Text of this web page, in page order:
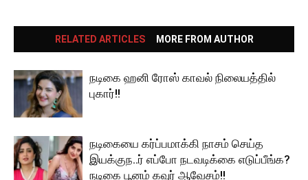
RELATED ARTICLES MORE FROM AUTHOR
நடிகை ஹனி ரோஸ் காவல் நிலையத்தில்
புகார்!!
நடிகையை கர்ப்பமாக்கி நாசம் செய்த
இயக்குந..ர் எப்போ நடவடிக்கை எடுப்பீங்க?
நடிகை பூனம் கவுர் ஆவேசம்!!